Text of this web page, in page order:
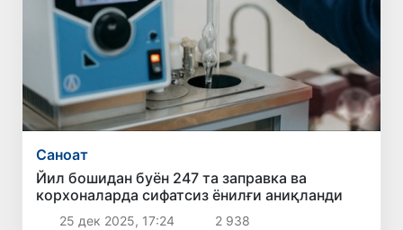
Саноат
Йил бошидан буён 247 та заправка ва
корхоналарда сифатсиз ёнилғи аниқланди
25 дек 2025, 17:24 2 938